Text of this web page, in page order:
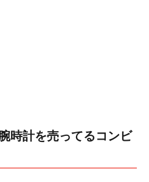
時計を売ってるコンビ